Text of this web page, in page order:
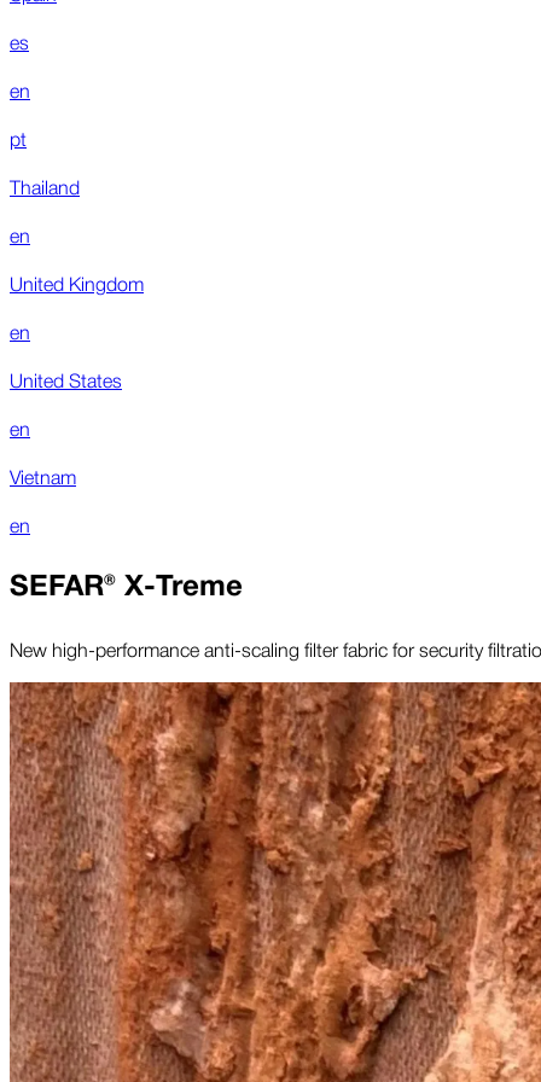
es
en
pt
Thailand
en
United Kingdom
en
United States
en
Vietnam
en
SEFAR® X-Treme
New high-performance anti-scaling filter fabric for security